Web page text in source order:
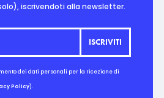
iscrivendoti alla newsletter.
dei dati personali per la ricezione di
Policy).